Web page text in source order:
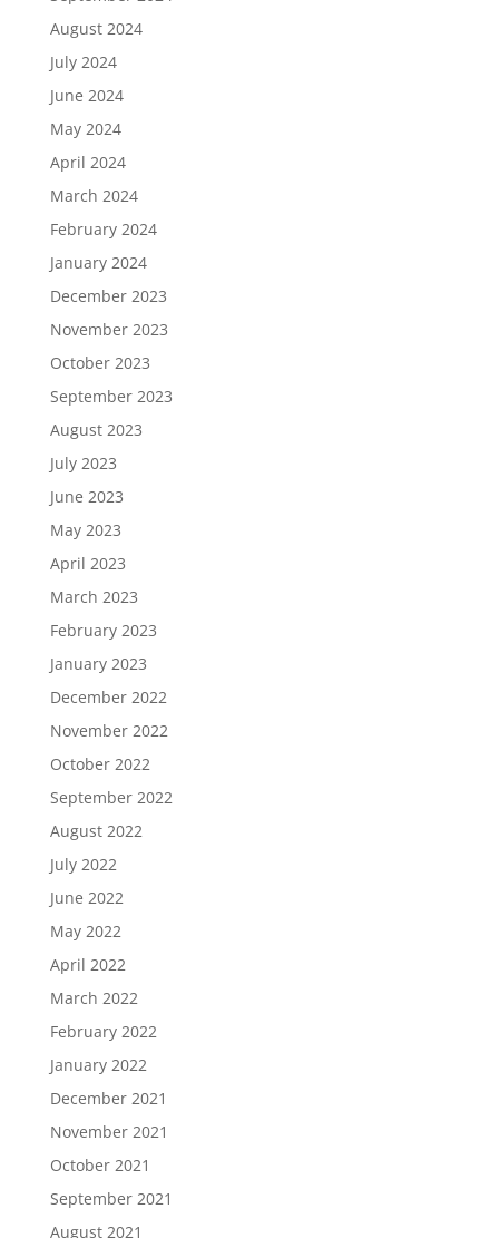
August 2024
July 2024
June 2024
May 2024
April 2024
March 2024
February 2024
January 2024
December 2023
November 2023
October 2023
September 2023
August 2023
July 2023
June 2023
May 2023
April 2023
March 2023
February 2023
January 2023
December 2022
November 2022
October 2022
September 2022
August 2022
July 2022
June 2022
May 2022
April 2022
March 2022
February 2022
January 2022
December 2021
November 2021
October 2021
September 2021
August 2021